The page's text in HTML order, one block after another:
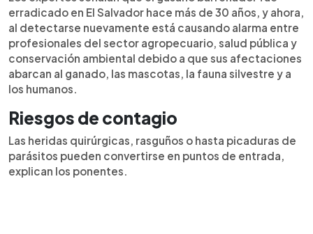
erradicado en El Salvador hace más de 30 años, y ahora,
al detectarse nuevamente está causando alarma entre
profesionales del sector agropecuario, salud pública y
conservación ambiental debido a que sus afectaciones
abarcan al ganado, las mascotas, la fauna silvestre y a
los humanos.
Riesgos de contagio
Las heridas quirúrgicas, rasguños o hasta picaduras de
parásitos pueden convertirse en puntos de entrada,
explican los ponentes.